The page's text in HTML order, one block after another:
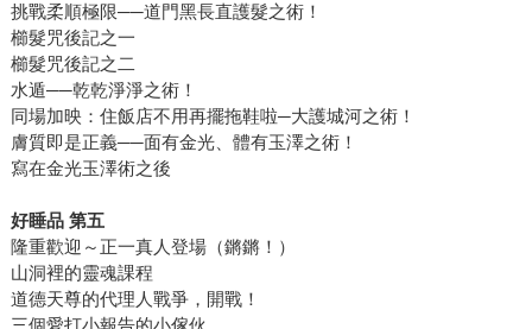
挑戰柔順極限──道門黑長直護髮之術！
櫛髮咒後記之一
櫛髮咒後記之二
水遁──乾乾淨淨之術！
同場加映：住飯店不用再擺拖鞋啦─大護城河之術！
膚質即是正義──面有金光、體有玉澤之術！
寫在金光玉澤術之後
好睡品 第五
隆重歡迎～正一真人登場（鏘鏘！）
山洞裡的靈魂課程
道德天尊的代理人戰爭，開戰！